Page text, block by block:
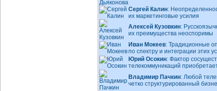
Сергей Калин:
их маркетинговые усилия
Алексей Кузовкин:
их преимущества неоспоримы
Иван Мокеев: Традиционные
по спектру и интеграции этих
Юрий Осокин: Фактор
телекоммуникаций
Владимир Пачкин: Любой
четко структурированный